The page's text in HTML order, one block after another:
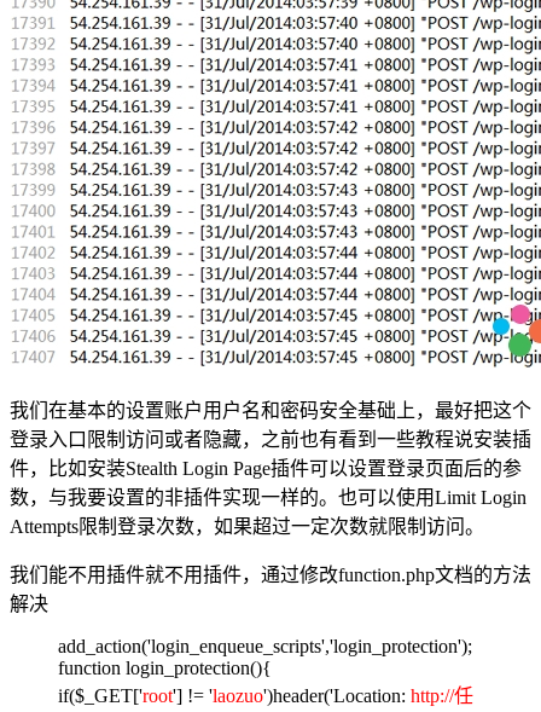
我们在基本的设置账户用户名和密码安全基础上，最好把这个
登录入口限制访问或者隐藏，之前也有看到一些教程说安装插
件，比如安装Stealth Login Page插件可以设置登录页面后的参
数，与我要设置的非插件实现一样的。也可以使用Limit Login
Attempts限制登录次数，如果超过一定次数就限制访问。
我们能不用插件就不用插件，通过修改function.php文档的方法
解决
add_action('login_enqueue_scripts','login_protection');
function login_protection(){
if($_GET['root'] != 'laozuo')header('Location: http://任